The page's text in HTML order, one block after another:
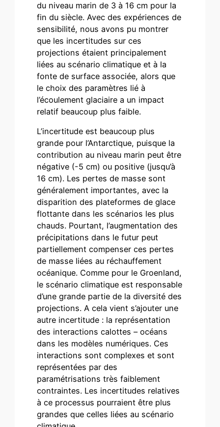
du niveau marin de 3 à 16 cm pour la
fin du siècle. Avec des expériences de
sensibilité, nous avons pu montrer
que les incertitudes sur ces
projections étaient principalement
liées au scénario climatique et à la
fonte de surface associée, alors que
le choix des paramètres lié à
l’écoulement glaciaire a un impact
relatif beaucoup plus faible.
L’incertitude est beaucoup plus
grande pour l’Antarctique, puisque la
contribution au niveau marin peut être
négative (-5 cm) ou positive (jusqu’à
16 cm). Les pertes de masse sont
généralement importantes, avec la
disparition des plateformes de glace
flottante dans les scénarios les plus
chauds. Pourtant, l’augmentation des
précipitations dans le futur peut
partiellement compenser ces pertes
de masse liées au réchauffement
océanique. Comme pour le Groenland,
le scénario climatique est responsable
d’une grande partie de la diversité des
projections. A cela vient s’ajouter une
autre incertitude : la représentation
des interactions calottes – océans
dans les modèles numériques. Ces
interactions sont complexes et sont
représentées par des
paramétrisations très faiblement
contraintes. Les incertitudes relatives
à ce processus pourraient être plus
grandes que celles liées au scénario